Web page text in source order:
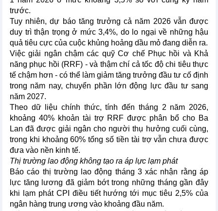
trước.
Tuy nhiên, dự báo tăng trưởng cả năm 2026 vẫn được
duy trì thận trọng ở mức 3,4%, do lo ngại về những hậu
quả tiêu cực của cuộc khủng hoảng dầu mỏ đang diễn ra.
Việc giải ngân chậm các quỹ Cơ chế Phục hồi và Khả
năng phục hồi (RRF) - và thậm chí cả tốc độ chi tiêu thực
tế chậm hơn - có thể làm giảm tăng trưởng đầu tư cố định
trong năm nay, chuyển phần lớn động lực đầu tư sang
năm 2027.
Theo dữ liệu chính thức, tính đến tháng 2 năm 2026,
khoảng 40% khoản tài trợ RRF được phân bổ cho Ba
Lan đã được giải ngân cho người thụ hưởng cuối cùng,
trong khi khoảng 60% tổng số tiền tài trợ vẫn chưa được
đưa vào nền kinh tế.
Thị trường lao động không tạo ra áp lực lạm phát
Báo cáo thị trường lao động tháng 3 xác nhận rằng áp
lực tăng lương đã giảm bớt trong những tháng gần đây
khi lạm phát CPI điều tiết hướng tới mục tiêu 2,5% của
ngân hàng trung ương vào khoảng đầu năm.